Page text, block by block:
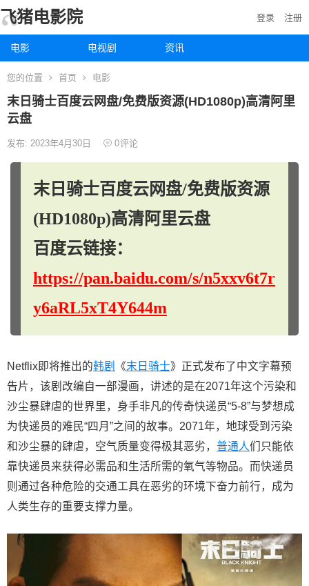
飞猪电影院
电影 电视剧 资讯
登录 注册
您的位置 首页 电影
末日骑士百度云网盘/免费版资源(HD1080p)高清阿里
云盘
发布: 2023年4月30日 0评论
末日骑士百度云网盘/免费版资源
(HD1080p)高清阿里云盘
百度云链接：
https://pan.baidu.com/s/n5xxv6t7r
y6aRL5xT4Y644m
Netflix即将推出的韩剧 《末日骑士》正式发布了中文字幕预
告片，该剧改编自一部漫画，讲述的是在2071年这个污染和
沙尘暴肆虐的世界里，身手非凡的传奇快递员“5-8”与梦想成
为快递员的难民“四月”之间的故事。2071年，地球受到污染
和沙尘暴的肆虐，空气质量变得极其恶劣， 普通人们只能依
靠快递员来获得必需品和生活所需的氧气等物品。而快递员
则通过各种危险的交通工具在恶劣的环境下奋力前行，成为
人类生存的重要支撑力量。